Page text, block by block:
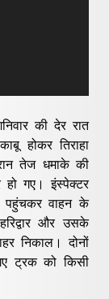
की देर रात
होकर तिराहा
तेज धमाके की
गए। इंस्पेक्टर
वाहन के
और उसके
निकाल। दोनों
ट्रक को किसी